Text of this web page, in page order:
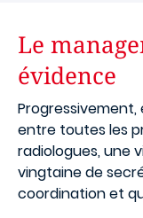
Le
évidence
Progressivement,
entre toutes les
radiologues, une
vingtaine de
coordination et